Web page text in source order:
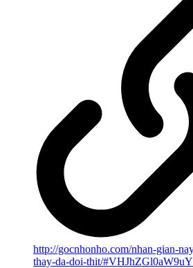
http://gocnhonho.com/nhan-gian-
thay-da-doi-thit/